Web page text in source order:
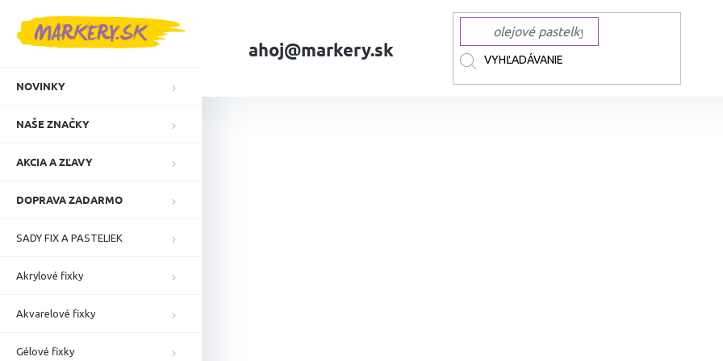
ahoj@markery.sk
NOVINKY
NAŠE ZNAČKY
AKCIA A ZĽAVY
DOPRAVA ZADARMO
SADY FIX A PASTELIEK
Akrylové fixky
Akvarelové fixky
Gélové fixky